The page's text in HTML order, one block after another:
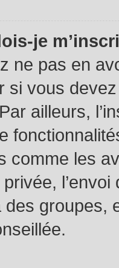
je
ne pas en
si vous
ailleurs,
comme les
des groupes,